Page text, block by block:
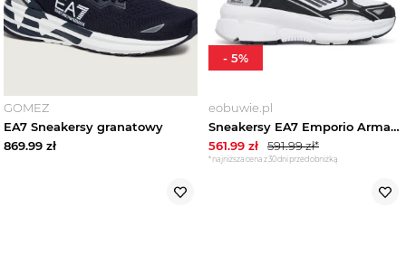
GOMEZ
EA7 Sneakersy granatowy
869.99 zł
eobuwie.pl
Sneakersy EA7 Emporio Armani 7X000663 AF23619 MC001 Czarny
561.99 zł 591.99zł*
*najniższa cena z 30 dni przed obniżką
- 5%